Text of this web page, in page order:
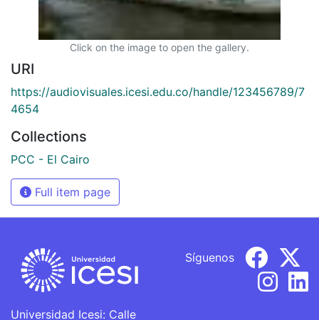
Click on the image to open the gallery.
URI
https://audiovisuales.icesi.edu.co/handle/123456789/7
4654
Collections
PCC - El Cairo
Full item page
Universidad Icesi: Calle
Síguenos